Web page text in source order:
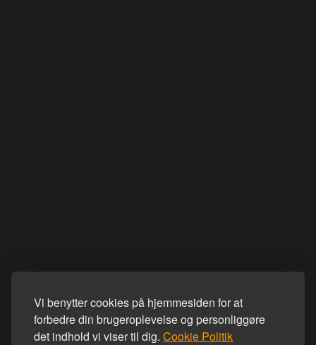
Vi benytter cookies på hjemmesiden for at
forbedre din brugeroplevelse og personliggøre
det indhold vi viser til dig. Cookie Politik